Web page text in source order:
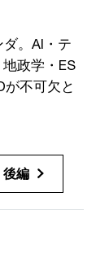
。AI・テ
政学・ES
不可欠と
後編